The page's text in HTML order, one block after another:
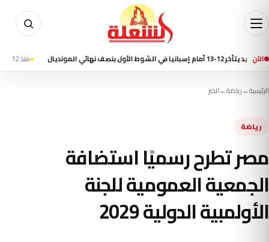
الآن منذ 12 ساعة مقتل 7 أشخاص في إطلاق نار بمدرسة شمال بانكوك وانتحار الطالب المشتبه به
الرئيسية←رياضة←الخبر
رياضة
مصر تطرح رسميًا استضافة
الجمعية العمومية للجنة
الأولمبية الدولية 2029